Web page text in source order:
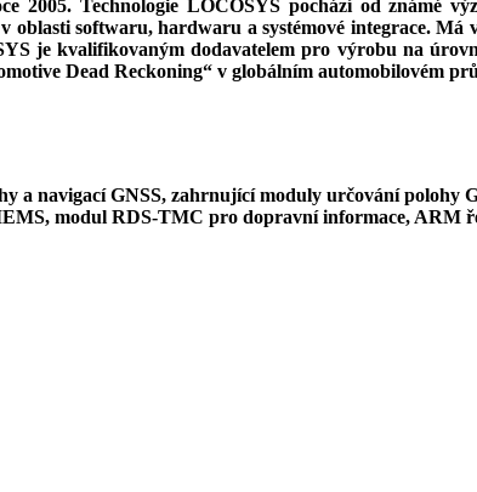
2005. Technologie LOCOSYS pochází od známé
oblasti softwaru, hardwaru a systémové integrace.
je kvalifikovaným dodavatelem pro výrobu na
Dead Reckoning“ v globálním automobilovém
a navigací GNSS, zahrnující moduly určování polohy
modul RDS-TMC pro dopravní informace, ARM